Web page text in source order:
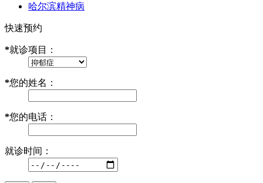
哈尔滨精神病
快速预约
*就诊项目：
*您的姓名：
*您的电话：
就诊时间：